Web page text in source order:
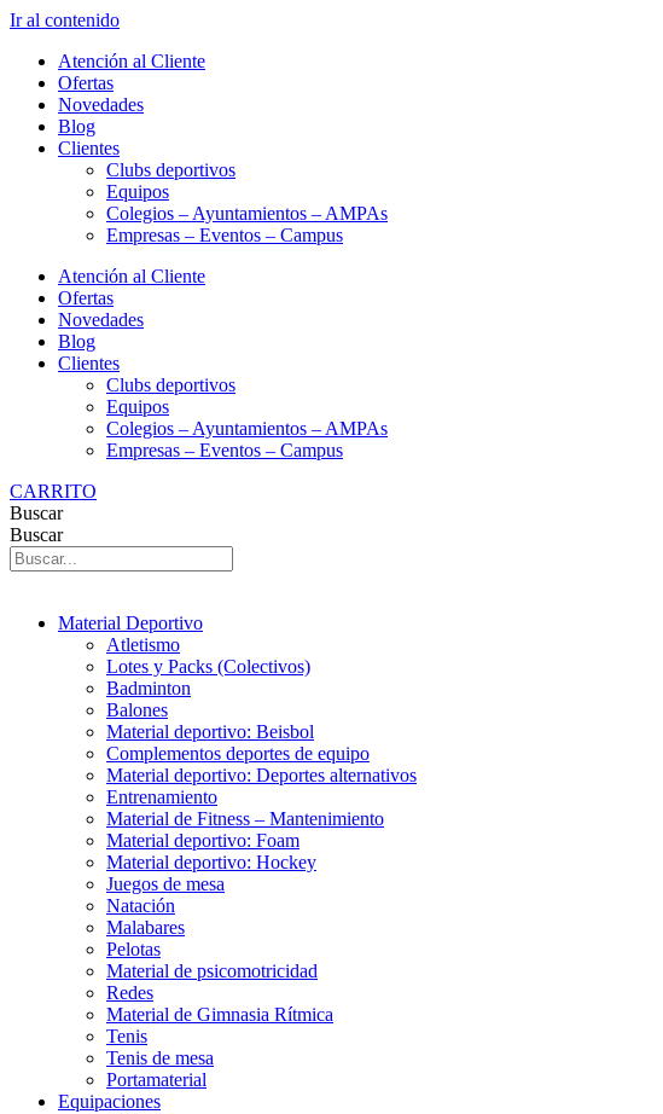
Ir al contenido
Atención al Cliente
Ofertas
Novedades
Blog
Clientes
Clubs deportivos
Equipos
Colegios – Ayuntamientos – AMPAs
Empresas – Eventos – Campus
Atención al Cliente
Ofertas
Novedades
Blog
Clientes
Clubs deportivos
Equipos
Colegios – Ayuntamientos – AMPAs
Empresas – Eventos – Campus
CARRITO
Buscar
Buscar
Material Deportivo
Atletismo
Lotes y Packs (Colectivos)
Badminton
Balones
Material deportivo: Beisbol
Complementos deportes de equipo
Material deportivo: Deportes alternativos
Entrenamiento
Material de Fitness – Mantenimiento
Material deportivo: Foam
Material deportivo: Hockey
Juegos de mesa
Natación
Malabares
Pelotas
Material de psicomotricidad
Redes
Material de Gimnasia Rítmica
Tenis
Tenis de mesa
Portamaterial
Equipaciones